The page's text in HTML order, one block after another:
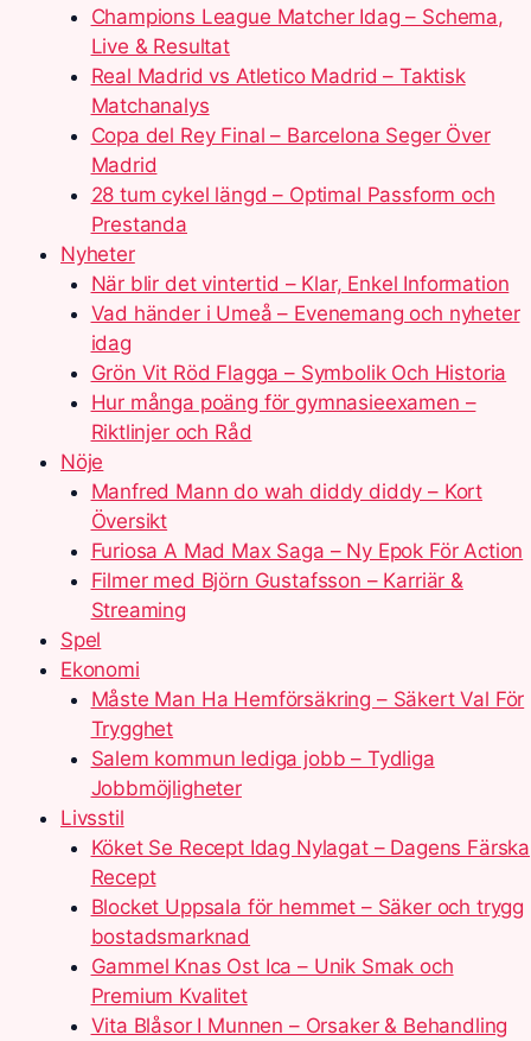
Champions League Matcher Idag – Schema,
Live & Resultat
Real Madrid vs Atletico Madrid – Taktisk
Matchanalys
Copa del Rey Final – Barcelona Seger Över
Madrid
28 tum cykel längd – Optimal Passform och
Prestanda
Nyheter
När blir det vintertid – Klar, Enkel Information
Vad händer i Umeå – Evenemang och nyheter
idag
Grön Vit Röd Flagga – Symbolik Och Historia
Hur många poäng för gymnasieexamen –
Riktlinjer och Råd
Nöje
Manfred Mann do wah diddy diddy – Kort
Översikt
Furiosa A Mad Max Saga – Ny Epok För Action
Filmer med Björn Gustafsson – Karriär &
Streaming
Spel
Ekonomi
Måste Man Ha Hemförsäkring – Säkert Val För
Trygghet
Salem kommun lediga jobb – Tydliga
Jobbmöjligheter
Livsstil
Köket Se Recept Idag Nylagat – Dagens Färska
Recept
Blocket Uppsala för hemmet – Säker och trygg
bostadsmarknad
Gammel Knas Ost Ica – Unik Smak och
Premium Kvalitet
Vita Blåsor I Munnen – Orsaker & Behandling